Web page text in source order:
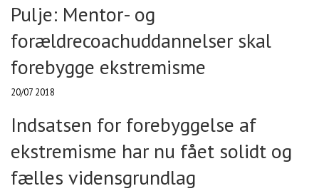
Pulje: Mentor- og
forældrecoachuddannelser skal
forebygge ekstremisme
20/07 2018
Indsatsen for forebyggelse af
ekstremisme har nu fået solidt og
fælles vidensgrundlag